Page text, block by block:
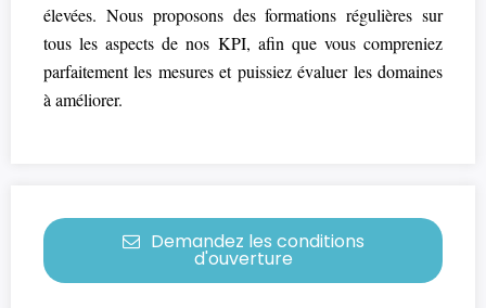
élevées. Nous proposons des formations régulières sur
tous les aspects de nos KPI, afin que vous compreniez
parfaitement les mesures et puissiez évaluer les domaines
à améliorer.
Demandez les conditions
d'ouverture